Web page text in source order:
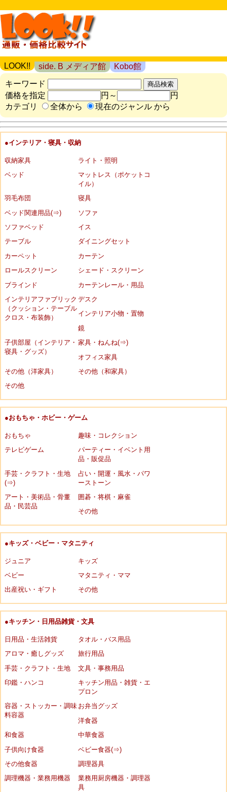
LOOK!! side. B メディア館
Kobo館
キーワード
価格を指定
円～
円
カテゴリ
全体から 現在のジャンル から
●インテリア・寝具・収納
収納家具
ライト・照明
ベッド
マットレス（ポケットコ
イル）
羽毛布団
寝具
ベッド関連用品(⇒)
ソファ
ソファベッド
イス
テーブル
ダイニングセット
カーペット
カーテン
ロールスクリーン
シェード・スクリーン
ブラインド
カーテンレール・用品
インテリアファブリック
（クッション・テーブル
クロス・布装飾）
デスク
インテリア小物・置物
鏡
子供部屋（インテリア・
寝具・グッズ）
家具・ねんね(⇒)
オフィス家具
その他（洋家具）
その他（和家具）
その他
●おもちゃ・ホビー・ゲーム
おもちゃ
趣味・コレクション
テレビゲーム
パーティー・イベント用
品・販促品
手芸・クラフト・生地
(⇒)
占い・開運・風水・パワ
ーストーン
アート・美術品・骨董
品・民芸品
囲碁・将棋・麻雀
その他
●キッズ・ベビー・マタニティ
ジュニア
キッズ
ベビー
マタニティ・ママ
出産祝い・ギフト
その他
●キッチン・日用品雑貨・文具
日用品・生活雑貨
タオル・バス用品
アロマ・癒しグッズ
旅行用品
手芸・クラフト・生地
文具・事務用品
印鑑・ハンコ
キッチン用品・雑貨・エ
プロン
容器・ストッカー・調味
料容器
お弁当グッズ
洋食器
和食器
中華食器
子供向け食器
ベビー食器(⇒)
その他食器
調理器具
調理機器・業務用機器
業務用厨房機器・調理器
具